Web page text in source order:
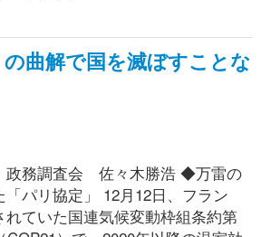
の曲解で国を滅ぼすことな
政務調査会 佐々木勝浩 ◆万雷の
パリ協定」 12月12日、フラン
れていた国連気候変動枠組条約第